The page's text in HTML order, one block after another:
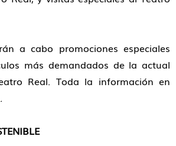
a cabo promociones especiales
más demandados de la actual
Real. Toda la información en
.